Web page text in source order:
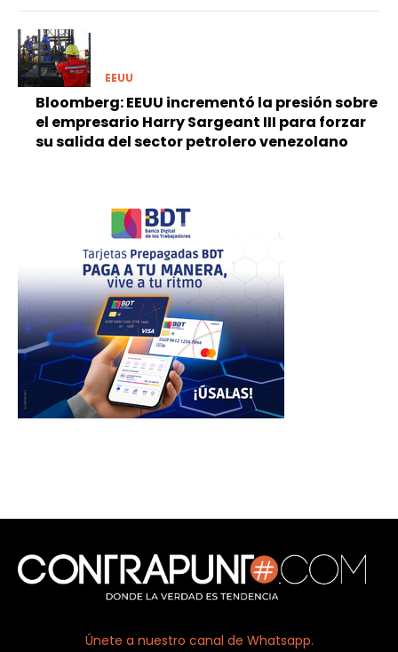
EEUU
Bloomberg: EEUU incrementó la presión sobre
el empresario Harry Sargeant III para forzar
su salida del sector petrolero venezolano
Únete a nuestro canal de Whatsapp.